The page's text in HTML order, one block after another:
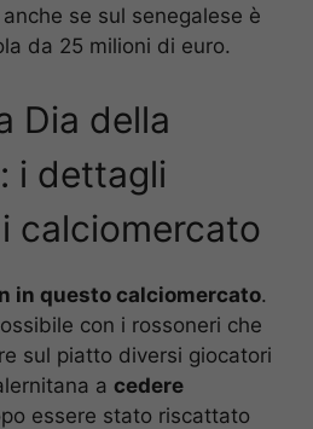
se sul senegalese è
da 25 milioni di euro.
Dia della
i dettagli
calciomercato
in questo calciomercato.
con i rossoneri che
sul piatto diversi giocatori
a cedere
essere stato riscattato